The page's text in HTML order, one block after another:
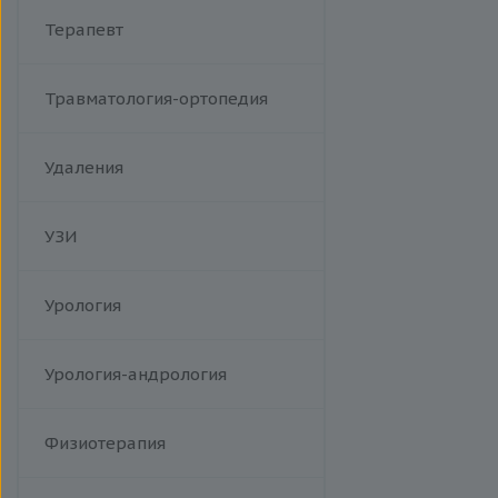
Терапевт
Травматология-ортопедия
Удаления
УЗИ
Урология
Урология-андрология
Физиотерапия